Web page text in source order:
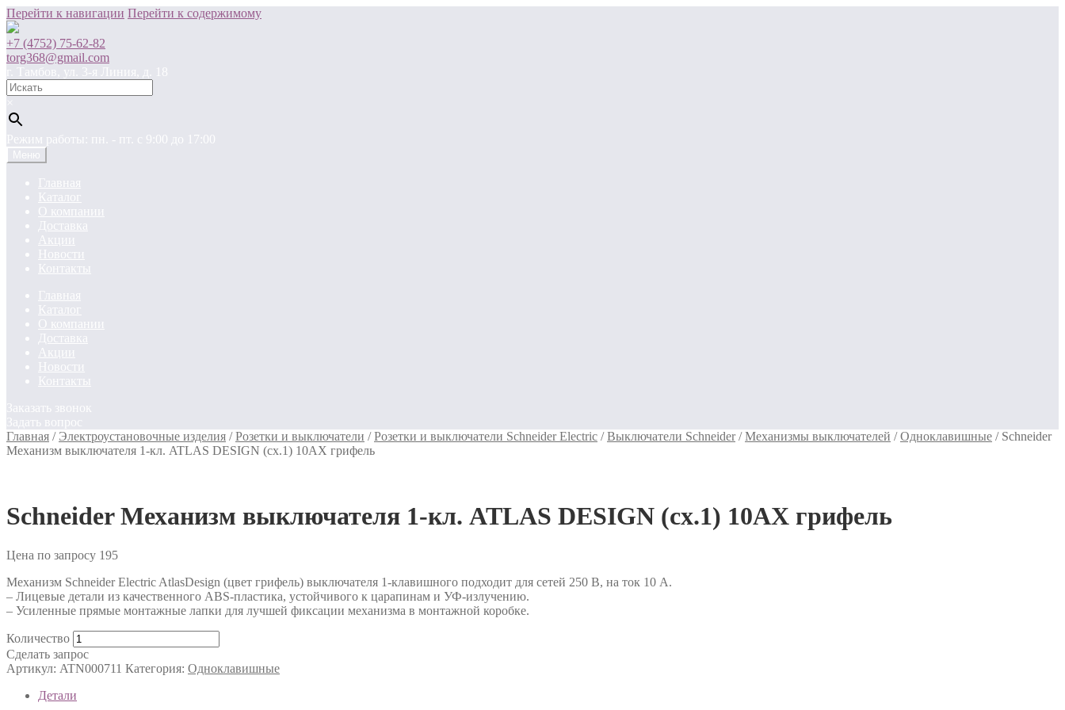
Перейти к навигации Перейти к содержимому
+7 (4752) 75-62-82
torg368@gmail.com
г. Тамбов, ул. 3-я Линия, д. 18
×
Режим работы: пн. - пт. c 9:00 до 17:00
Меню
Главная
Каталог
О компании
Доставка
Акции
Новости
Контакты
Главная
Каталог
О компании
Доставка
Акции
Новости
Контакты
Заказать звонок
Задать вопрос
Главная / Электроустановочные изделия /Розетки и выключатели /Розетки и выключатели Schneider Electric /Выключатели Schneider/Механизмы выключателей /Одноклавишные / Schneider
Механизм выключателя 1-кл. ATLAS DESIGN (сх.1) 10АХ грифель
Schneider Механизм выключателя 1-кл. ATLAS DESIGN (сх.1) 10АХ грифель
Цена по запросу 195
Механизм Schneider Electric AtlasDesign (цвет грифель) выключателя 1-клавишного подходит для сетей 250 В, на ток 10 А.
– Лицевые детали из качественного ABS-пластика, устойчивого к царапинам и УФ-излучению.
– Усиленные прямые монтажные лапки для лучшей фиксации механизма в монтажной коробке.
Количество
Сделать запрос
Артикул: ATN000711 Категория: Одноклавишные
Детали